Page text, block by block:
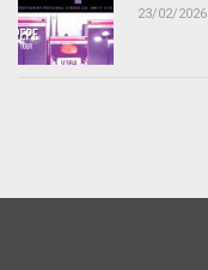
23/02/2026